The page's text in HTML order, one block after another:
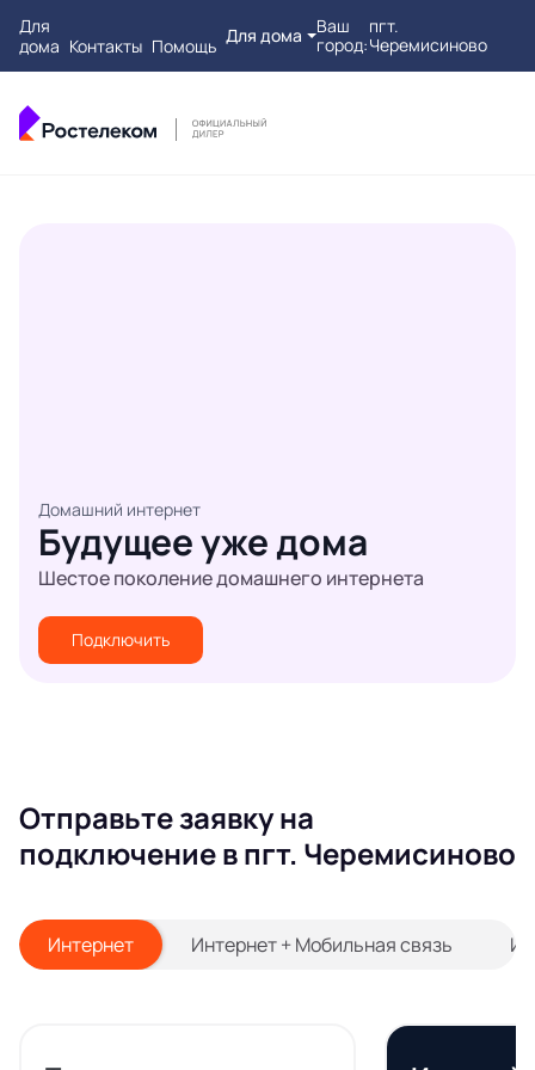
Для
дома Контакты Помощь Для дома
Ваш
город:
пгт.
Черемисиново
Домашний интернет
Будущее уже дома
Шестое поколение домашнего интернета
Подключить
Отправьте заявку на
подключение в пгт. Черемисиново
Интернет Интернет + Мобильная связь